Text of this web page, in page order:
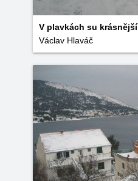
V plavkách su krásnější
Václav Hlaváč